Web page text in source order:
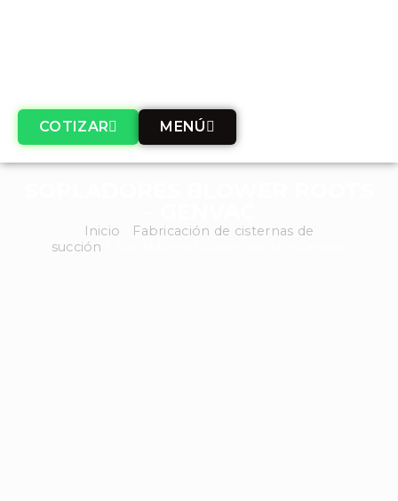
COTIZAR MENÚ
Inicio
Fabricación de cisternas de
succión